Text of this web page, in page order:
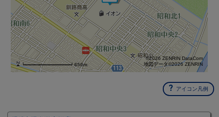
650m
©2026 ZENRIN DataCom
地図データ©2026 ZENRIN
アイコン凡例